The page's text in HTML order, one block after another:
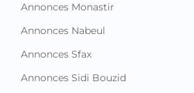
Annonces Monastir
Annonces Nabeul
Annonces Sfax
Annonces Sidi Bouzid